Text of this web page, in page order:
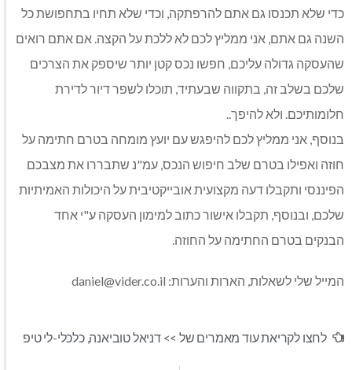
כדי שלא תכנסו גם אתם להרפתקה, וכדי שלא תחיו בתחפושת כל
השנה גם אתם, אני ממליץ לכם לא ללכת על הקצה. אם אתם רואים
שהעסקה גדולה עליכם, חפשו נכס קטן יותר שיספק את הצרכים
שלכם בשלב זה, בתקווה שבעתיד, תוכלו לשפר דיור לדירת
חלומותיכם. ולא להיפך..
בנוסף, אני ממליץ לכם להיפגש עם יועץ מומחה בטרם חתימה על
חוזה ואפילו בטרם שלב חיפוש הנכס, עמ"נ שתבררו את מצבכם
הפיננסי ותקבלו דעה מקצועית אובייקטיבית על היכולות האמיתיות
שלכם, ובנוסף, תקבלו אישור כתוב למימון העסקה ע"י אחד
הבנקים בטרם החתימה על החוזה.
המייל שלי לשאלות, הארות והערות: daniel@vider.co.il
לחצו לקריאת עוד מאמרים של >> דניאל טוביאנה,כלכלי-לי טיפ